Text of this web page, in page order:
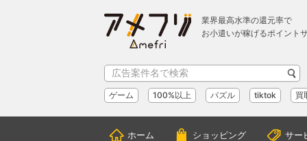
業界最高水準の還元率で
お小遣いが稼げるポイント
ゲーム 100%以上 パズル tiktok 買
ホーム ショッピング サー